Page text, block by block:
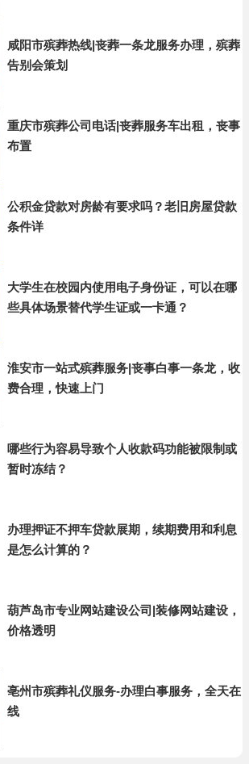
咸阳市殡葬热线|丧葬一条龙服务办理，殡葬
告别会策划
重庆市殡葬公司电话|丧葬服务车出租，丧事
布置
公积金贷款对房龄有要求吗？老旧房屋贷款
条件详
大学生在校园内使用电子身份证，可以在哪
些具体场景替代学生证或一卡通？
淮安市一站式殡葬服务|丧事白事一条龙，收
费合理，快速上门
哪些行为容易导致个人收款码功能被限制或
暂时冻结？
办理押证不押车贷款展期，续期费用和利息
是怎么计算的？
葫芦岛市专业网站建设公司|装修网站建设，
价格透明
亳州市殡葬礼仪服务-办理白事服务，全天在
线